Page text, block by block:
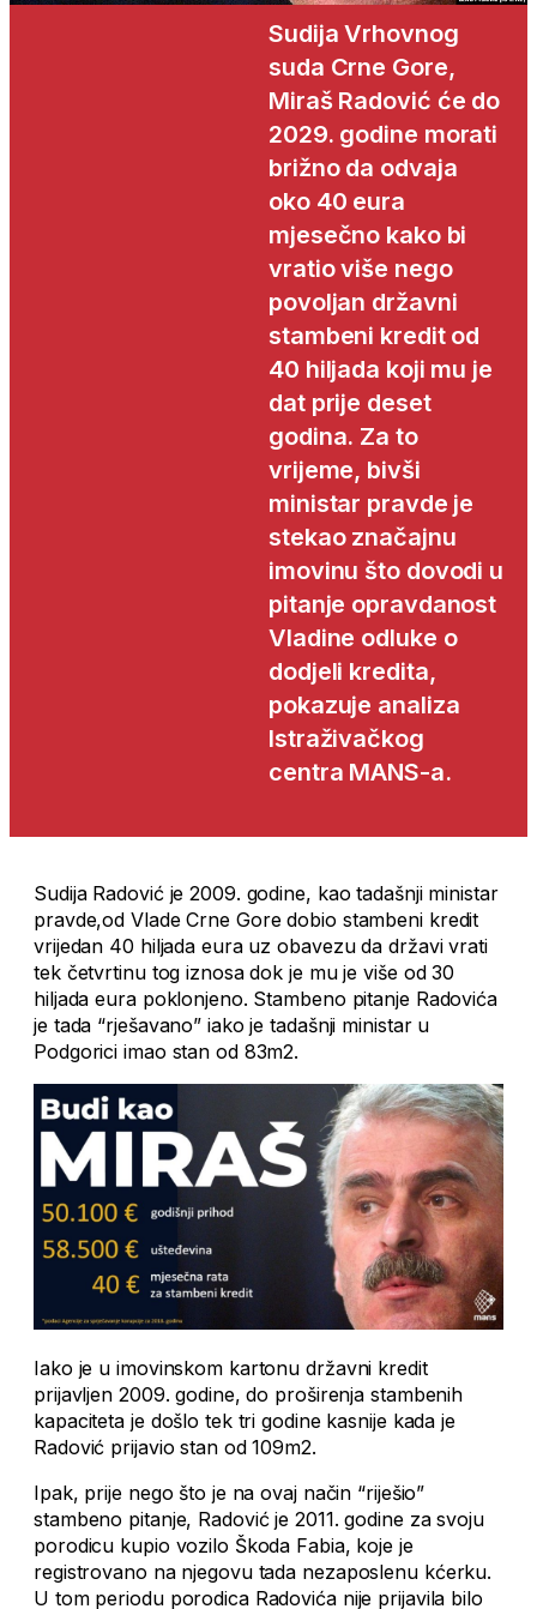
Sudija Vrhovnog
suda Crne Gore,
Miraš Radović će do
2029. godine morati
brižno da odvaja
oko 40 eura
mjesečno kako bi
vratio više nego
povoljan državni
stambeni kredit od
40 hiljada koji mu je
dat prije deset
godina. Za to
vrijeme, bivši
ministar pravde je
stekao značajnu
imovinu što dovodi u
pitanje opravdanost
Vladine odluke o
dodjeli kredita,
pokazuje analiza
Istraživačkog
centra MANS-a.
Sudija Radović je 2009. godine, kao tadašnji ministar
pravde,od Vlade Crne Gore dobio stambeni kredit
vrijedan 40 hiljada eura uz obavezu da državi vrati
tek četvrtinu tog iznosa dok je mu je više od 30
hiljada eura poklonjeno. Stambeno pitanje Radovića
je tada “rješavano” iako je tadašnji ministar u
Podgorici imao stan od 83m2.
Iako je u imovinskom kartonu državni kredit
prijavljen 2009. godine, do proširenja stambenih
kapaciteta je došlo tek tri godine kasnije kada je
Radović prijavio stan od 109m2.
Ipak, prije nego što je na ovaj način “riješio”
stambeno pitanje, Radović je 2011. godine za svoju
porodicu kupio vozilo Škoda Fabia, koje je
registrovano na njegovu tada nezaposlenu kćerku.
U tom periodu porodica Radovića nije prijavila bilo